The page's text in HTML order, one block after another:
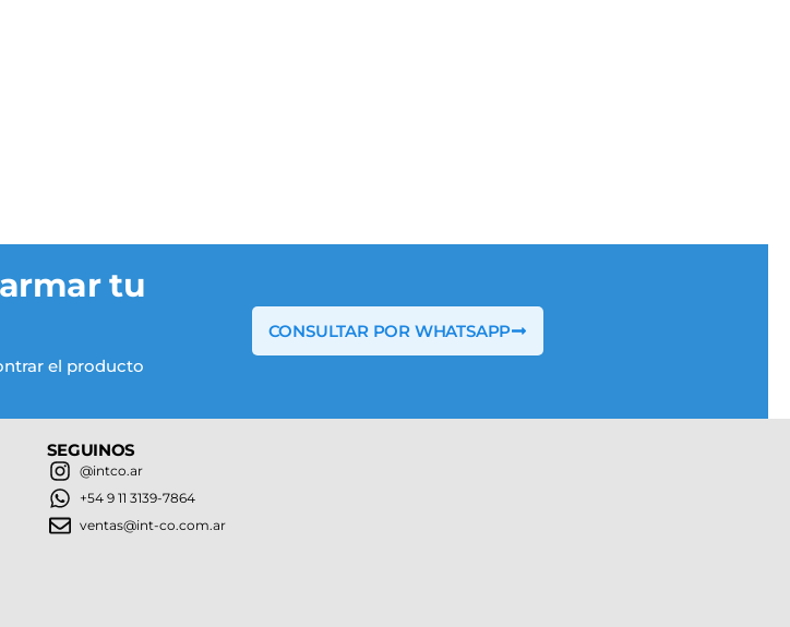
tu
el producto
CONSULTAR POR WHATSAPP
SEGUINOS
@intco.ar
+54 9 11 3139-7864
ventas@int-co.com.ar